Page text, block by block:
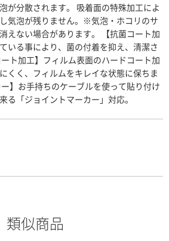
が分散されます。 吸着面の特殊加工によ
気泡が残りません。※気泡・ホコリのサ
えない場合があります。 【抗菌コート加
いる事により、菌の付着を抑え、清潔さ
ト加工】フィルム表面のハードコート加
くく、フィルムをキレイな状態に保ちま
】お手持ちのケーブルを使って貼り付け
る「ジョイントマーカー」対応。
類似商品